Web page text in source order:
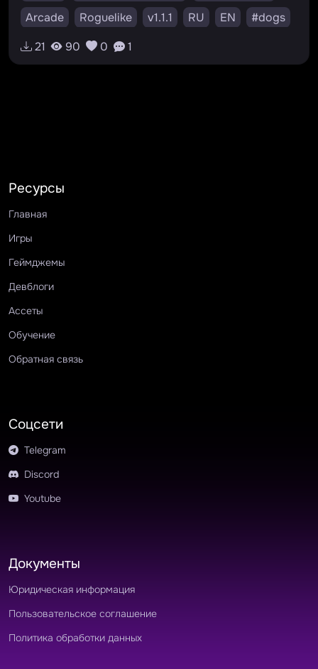
Arcade
Roguelike v1.1.1 RU EN
#dogs
#puppy
#animals
21 90 0 1
Ресурсы
Главная
Игры
Геймджемы
Девблоги
Ассеты
Обучение
Обратная связь
Соцсети
Telegram
Discord
Youtube
Документы
Юридическая информация
Пользовательское соглашение
Политика обработки данных